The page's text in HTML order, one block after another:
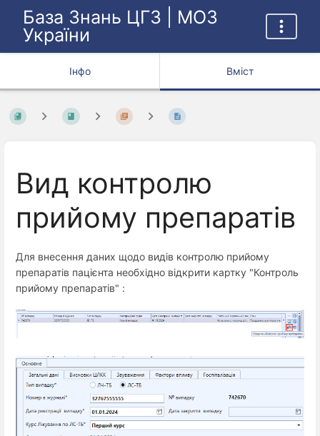
База Знань ЦГЗ | МОЗ
України
Інфо Вміст
Вид контролю
прийому препаратів
Для внесення даних щодо видів контролю прийому
препаратів пацієнта необхідно відкрити картку "Контроль
прийому препаратів" :